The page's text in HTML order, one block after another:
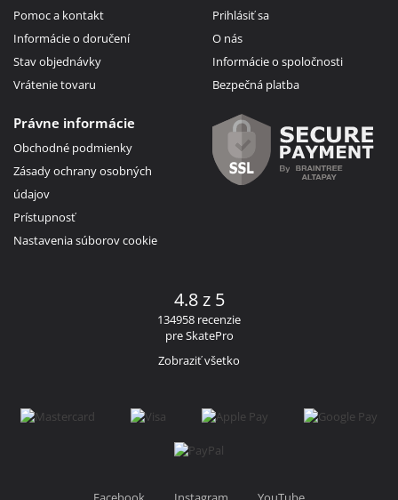
Pomoc a kontakt
Informácie o doručení
Stav objednávky
Vrátenie tovaru
Prihlásiť sa
O nás
Informácie o spoločnosti
Bezpečná platba
Právne informácie
Obchodné podmienky
Zásady ochrany osobných
údajov
Prístupnosť
Nastavenia súborov cookie
4.8 z 5
134958 recenzie
pre SkatePro
Zobraziť všetko